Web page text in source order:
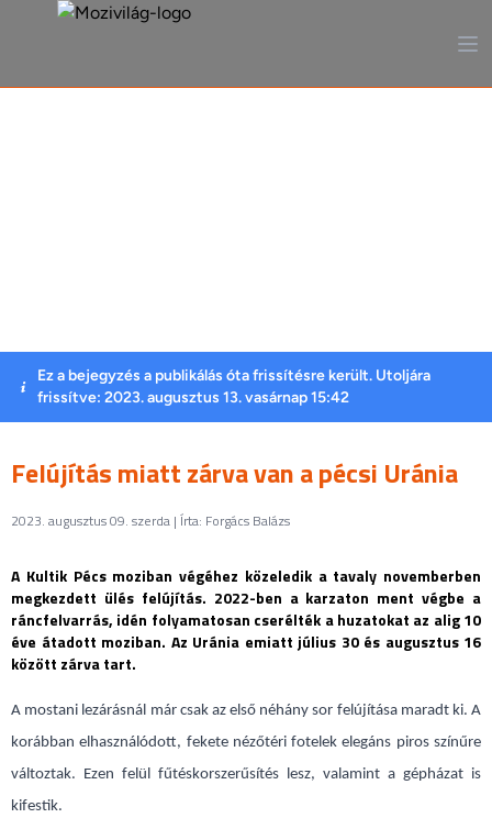
Ez a bejegyzés a publikálás óta frissítésre került. Utoljára
frissítve: 2023. augusztus 13. vasárnap 15:42
Felújítás miatt zárva van a pécsi Uránia
2023. augusztus 09. szerda | Írta: Forgács Balázs
A Kultik Pécs moziban végéhez közeledik a tavaly novemberben
megkezdett ülés felújítás. 2022-ben a karzaton ment végbe a
ráncfelvarrás, idén folyamatosan cserélték a huzatokat az alig 10
éve átadott moziban. Az Uránia emiatt július 30 és augusztus 16
között zárva tart.
A mostani lezárásnál már csak az első néhány sor felújítása maradt ki. A
korábban elhasználódott, fekete nézőtéri fotelek elegáns piros színűre
változtak. Ezen felül fűtéskorszerűsítés lesz, valamint a gépházat is
kifestik.